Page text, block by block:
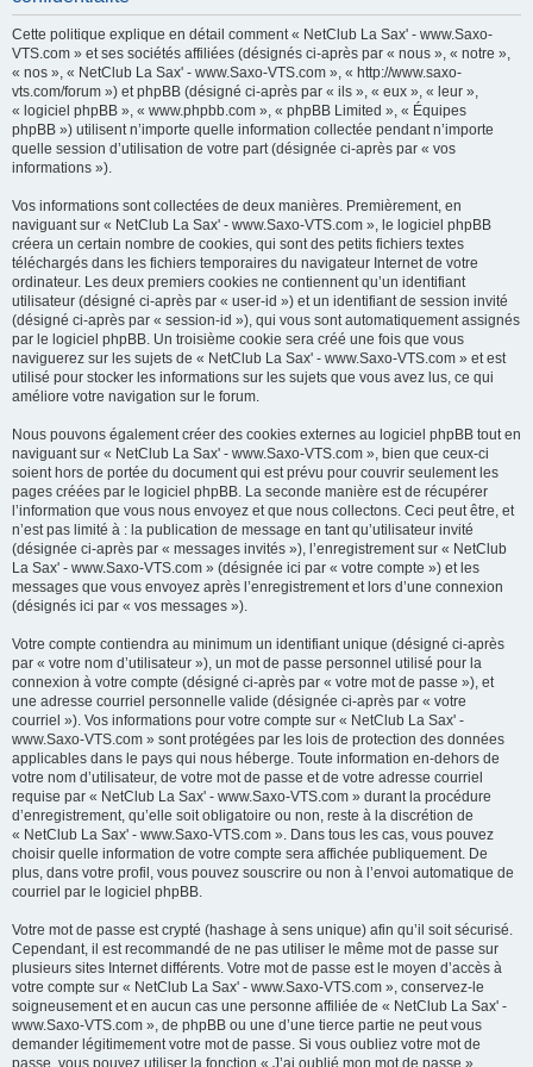
h
Cette politique explique en détail comment « NetClub La Sax' - www.Saxo-
VTS.com » et ses sociétés affiliées (désignés ci-après par « nous », « notre »,
« nos », « NetClub La Sax' - www.Saxo-VTS.com », « http://www.saxo-
vts.com/forum ») et phpBB (désigné ci-après par « ils », « eux », « leur »,
« logiciel phpBB », « www.phpbb.com », « phpBB Limited », « Équipes
phpBB ») utilisent n’importe quelle information collectée pendant n’importe
quelle session d’utilisation de votre part (désignée ci-après par « vos
informations »).
Vos informations sont collectées de deux manières. Premièrement, en
naviguant sur « NetClub La Sax' - www.Saxo-VTS.com », le logiciel phpBB
créera un certain nombre de cookies, qui sont des petits fichiers textes
téléchargés dans les fichiers temporaires du navigateur Internet de votre
ordinateur. Les deux premiers cookies ne contiennent qu’un identifiant
utilisateur (désigné ci-après par « user-id ») et un identifiant de session invité
(désigné ci-après par « session-id »), qui vous sont automatiquement assignés
par le logiciel phpBB. Un troisième cookie sera créé une fois que vous
naviguerez sur les sujets de « NetClub La Sax' - www.Saxo-VTS.com » et est
utilisé pour stocker les informations sur les sujets que vous avez lus, ce qui
améliore votre navigation sur le forum.
Nous pouvons également créer des cookies externes au logiciel phpBB tout en
naviguant sur « NetClub La Sax' - www.Saxo-VTS.com », bien que ceux-ci
soient hors de portée du document qui est prévu pour couvrir seulement les
pages créées par le logiciel phpBB. La seconde manière est de récupérer
l’information que vous nous envoyez et que nous collectons. Ceci peut être, et
n’est pas limité à : la publication de message en tant qu’utilisateur invité
(désignée ci-après par « messages invités »), l’enregistrement sur « NetClub
La Sax' - www.Saxo-VTS.com » (désignée ici par « votre compte ») et les
messages que vous envoyez après l’enregistrement et lors d’une connexion
(désignés ici par « vos messages »).
Votre compte contiendra au minimum un identifiant unique (désigné ci-après
par « votre nom d’utilisateur »), un mot de passe personnel utilisé pour la
connexion à votre compte (désigné ci-après par « votre mot de passe »), et
une adresse courriel personnelle valide (désignée ci-après par « votre
courriel »). Vos informations pour votre compte sur « NetClub La Sax' -
www.Saxo-VTS.com » sont protégées par les lois de protection des données
applicables dans le pays qui nous héberge. Toute information en-dehors de
votre nom d’utilisateur, de votre mot de passe et de votre adresse courriel
requise par « NetClub La Sax' - www.Saxo-VTS.com » durant la procédure
d’enregistrement, qu’elle soit obligatoire ou non, reste à la discrétion de
« NetClub La Sax' - www.Saxo-VTS.com ». Dans tous les cas, vous pouvez
choisir quelle information de votre compte sera affichée publiquement. De
plus, dans votre profil, vous pouvez souscrire ou non à l’envoi automatique de
courriel par le logiciel phpBB.
Votre mot de passe est crypté (hashage à sens unique) afin qu’il soit sécurisé.
Cependant, il est recommandé de ne pas utiliser le même mot de passe sur
plusieurs sites Internet différents. Votre mot de passe est le moyen d’accès à
votre compte sur « NetClub La Sax' - www.Saxo-VTS.com », conservez-le
soigneusement et en aucun cas une personne affiliée de « NetClub La Sax' -
www.Saxo-VTS.com », de phpBB ou une d’une tierce partie ne peut vous
demander légitimement votre mot de passe. Si vous oubliez votre mot de
passe, vous pouvez utiliser la fonction « J’ai oublié mon mot de passe »